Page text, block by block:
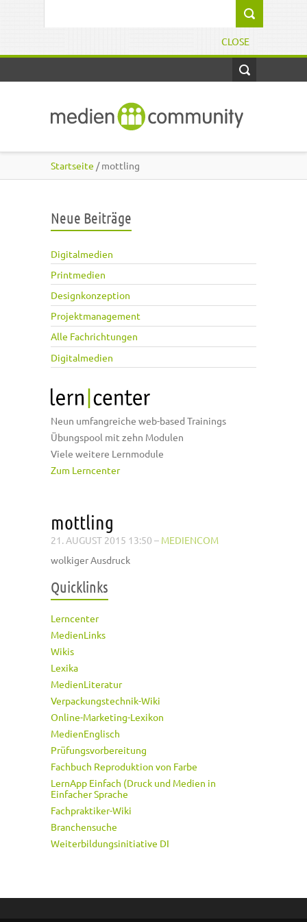
CLOSE
Startseite / mottling
Neue Beiträge
Digitalmedien
Printmedien
Designkonzeption
Projektmanagement
Alle Fachrichtungen
Digitalmedien
Neun umfangreiche web-based Trainings
Übungspool mit zehn Modulen
Viele weitere Lernmodule
Zum Lerncenter
mottling
21. AUGUST 2015 13:50 – MEDIENCOM
wolkiger Ausdruck
Quicklinks
Lerncenter
MedienLinks
Wikis
Lexika
MedienLiteratur
Verpackungstechnik-Wiki
Online-Marketing-Lexikon
MedienEnglisch
Prüfungsvorbereitung
Fachbuch Reproduktion von Farbe
LernApp Einfach (Druck und Medien in
Einfacher Sprache
Fachpraktiker-Wiki
Branchensuche
Weiterbildungsinitiative DI